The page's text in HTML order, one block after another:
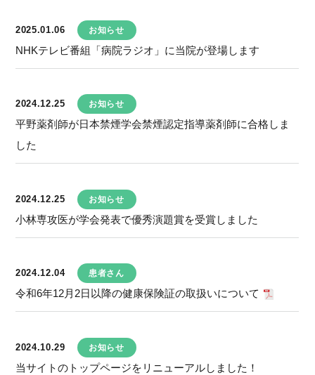
2025.01.06 お知らせ
NHKテレビ番組「病院ラジオ」に当院が登場します
2024.12.25 お知らせ
平野薬剤師が日本禁煙学会禁煙認定指導薬剤師に合格しま
した
2024.12.25 お知らせ
小林専攻医が学会発表で優秀演題賞を受賞しました
2024.12.04 患者さん
令和6年12月2日以降の健康保険証の取扱いについて
2024.10.29 お知らせ
当サイトのトップページをリニューアルしました！